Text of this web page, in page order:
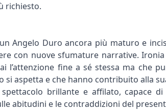
richiesto.
Angelo Duro ancora più maturo e
con nuove sfumature narrative.
l’attenzione fine a sé stessa ma che
si aspetta e che hanno contribuito alla
brillante e affilato, capace di
abitudini e le contraddizioni del